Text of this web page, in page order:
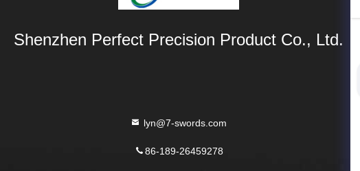
Shenzhen Perfect Precision Product Co., Ltd.
lyn@7-swords.com
86-189-26459278